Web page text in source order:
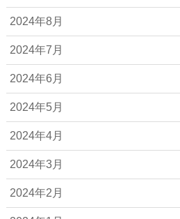
2024年8月
2024年7月
2024年6月
2024年5月
2024年4月
2024年3月
2024年2月